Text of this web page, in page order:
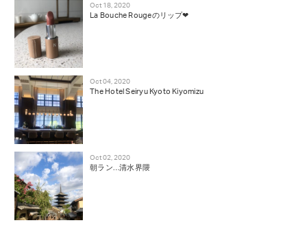
Oct 18, 2020
La Bouche Rougeのリップ❤︎
Oct 04, 2020
The Hotel Seiryu Kyoto Kiyomizu
Oct 02, 2020
朝ラン…清水界隈